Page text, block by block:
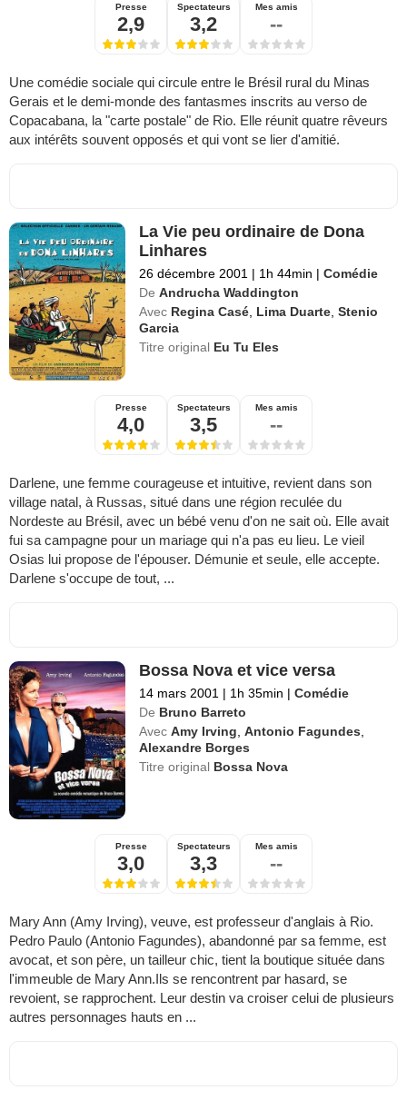
Presse
2,9
Spectateurs
3,2
Mes amis
--
Une comédie sociale qui circule entre le Brésil rural du Minas
Gerais et le demi-monde des fantasmes inscrits au verso de
Copacabana, la "carte postale" de Rio. Elle réunit quatre rêveurs
aux intérêts souvent opposés et qui vont se lier d'amitié.
La Vie peu ordinaire de Dona
Linhares
26 décembre 2001 | 1h 44min | Comédie
De Andrucha Waddington
Avec Regina Casé Lima Duarte ,Stenio
Garcia
Titre original Eu Tu Eles
Presse
4,0
Spectateurs
3,5
Mes amis
--
Darlene, une femme courageuse et intuitive, revient dans son
village natal, à Russas, situé dans une région reculée du
Nordeste au Brésil, avec un bébé venu d'on ne sait où. Elle avait
fui sa campagne pour un mariage qui n'a pas eu lieu. Le vieil
Osias lui propose de l'épouser. Démunie et seule, elle accepte.
Darlene s'occupe de tout, ...
Bossa Nova et vice versa
14 mars 2001 | 1h 35min | Comédie
De Bruno Barreto
Avec Amy Irving ,Antonio Fagundes
Alexandre Borges
Titre original Bossa Nova
Presse
3,0
Spectateurs
3,3
Mes amis
--
Mary Ann (Amy Irving), veuve, est professeur d'anglais à Rio.
Pedro Paulo (Antonio Fagundes), abandonné par sa femme, est
avocat, et son père, un tailleur chic, tient la boutique située dans
l'immeuble de Mary Ann.Ils se rencontrent par hasard, se
revoient, se rapprochent. Leur destin va croiser celui de plusieurs
autres personnages hauts en ...